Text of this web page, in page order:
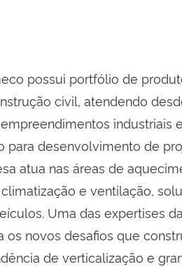
possui portfólio de
civil, atendendo
industriais
desenvolvimento de
atua nas áreas de
e ventilação,
Uma das expertises
os novos desafios que
de verticalização e